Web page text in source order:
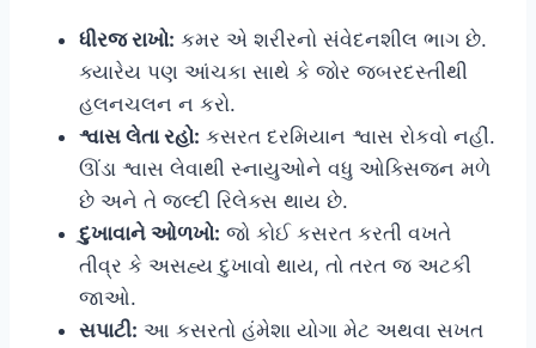
ધીરજ રાખો: કમર એ શરીરનો સંવેદનશીલ ભાગ છે.
ક્યારેય પણ આંચકા સાથે કે જોર જબરદસ્તીથી
હલનચલન ન કરો.
શ્વાસ લેતા રહો: કસરત દરમિયાન શ્વાસ રોકવો નહીં.
ઊંડા શ્વાસ લેવાથી સ્નાયુઓને વધુ ઓક્સિજન મળે
છે અને તે જલ્દી રિલેક્સ થાય છે.
દુખાવાને ઓળખો: જો કોઈ કસરત કરતી વખતે
તીવ્ર કે અસહ્ય દુખાવો થાય, તો તરત જ અટકી
જાઓ.
સપાટી: આ કસરતો હંમેશા યોગા મેટ અથવા સખત